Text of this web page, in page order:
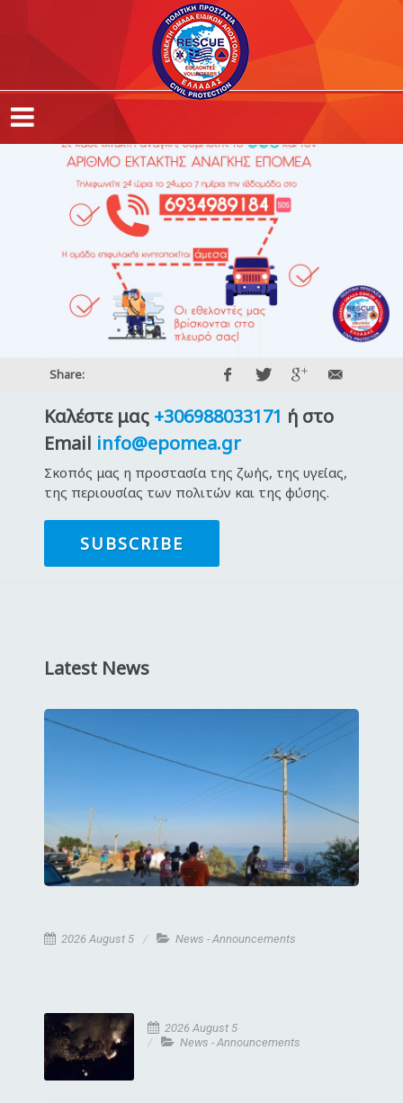
Share:
Καλέστε μας +306988033171 ή στο
Email info@epomea.gr
Σκοπός μας η προστασία της ζωής, της υγείας,
της περιουσίας των πολιτών και της φύσης.
SUBSCRIBE
Latest News
2026 August 5 News - Announcements
2026 August 5
News - Announcements